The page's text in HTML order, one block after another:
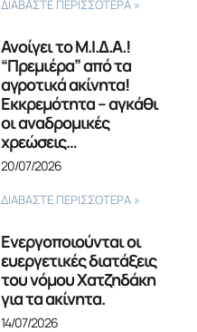
ΔΙΑΒΑΣΤΕ ΠΕΡΙΣΣΟΤΕΡΑ »
Ανοίγει το Μ.Ι.Δ.Α.!
“Πρεμιέρα” από τα
αγροτικά ακίνητα!
Εκκρεμότητα – αγκάθι
οι αναδρομικές
χρεώσεις…
20/07/2026
ΔΙΑΒΑΣΤΕ ΠΕΡΙΣΣΟΤΕΡΑ »
Ενεργοποιούνται οι
ευεργετικές διατάξεις
του νόμου Χατζηδάκη
για τα ακίνητα.
14/07/2026